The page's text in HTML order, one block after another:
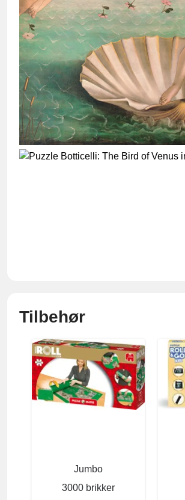
Tilbehør
Jumbo
3000 brikker